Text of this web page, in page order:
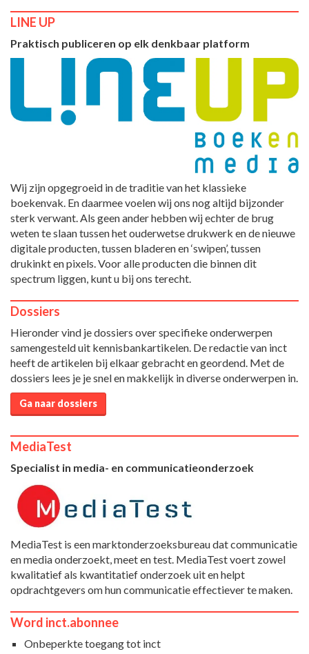
LINE UP
Praktisch publiceren op elk denkbaar platform
Wij zijn opgegroeid in de traditie van het klassieke
boekenvak. En daarmee voelen wij ons nog altijd bijzonder
sterk verwant. Als geen ander hebben wij echter de brug
weten te slaan tussen het ouderwetse drukwerk en de nieuwe
digitale producten, tussen bladeren en ‘swipen’, tussen
drukinkt en pixels. Voor alle producten die binnen dit
spectrum liggen, kunt u bij ons terecht.
Dossiers
Hieronder vind je dossiers over specifieke onderwerpen
samengesteld uit kennisbankartikelen. De redactie van inct
heeft de artikelen bij elkaar gebracht en geordend. Met de
dossiers lees je je snel en makkelijk in diverse onderwerpen in.
Ga naar dossiers
MediaTest
Specialist in media- en communicatieonderzoek
MediaTest is een marktonderzoeksbureau dat communicatie
en media onderzoekt, meet en test. MediaTest voert zowel
kwalitatief als kwantitatief onderzoek uit en helpt
opdrachtgevers om hun communicatie effectiever te maken.
Word inct.abonnee
Onbeperkte toegang tot inct